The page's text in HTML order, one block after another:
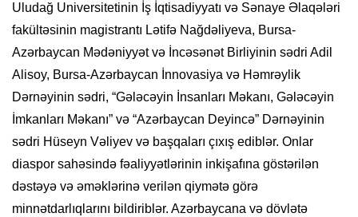
Uludağ Universitetinin İş İqtisadiyyatı və Sənaye Əlaqələri
fakültəsinin magistrantı Lətifə Nağdəliyeva, Bursa-
Azərbaycan Mədəniyyət və İncəsənət Birliyinin sədri Adil
Alisoy, Bursa-Azərbaycan İnnovasiya və Həmrəylik
Dərnəyinin sədri, “Gələcəyin İnsanları Məkanı, Gələcəyin
İmkanları Məkanı” və “Azərbaycan Deyincə” Dərnəyinin
sədri Hüseyn Vəliyev və başqaları çıxış ediblər. Onlar
diaspor sahəsində fəaliyyətlərinin inkişafına göstərilən
dəstəyə və əməklərinə verilən qiymətə görə
minnətdarlıqlarını bildiriblər. Azərbaycana və dövlətə